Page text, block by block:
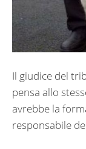
Il giudice del
pensa allo
avrebbe la
responsabile